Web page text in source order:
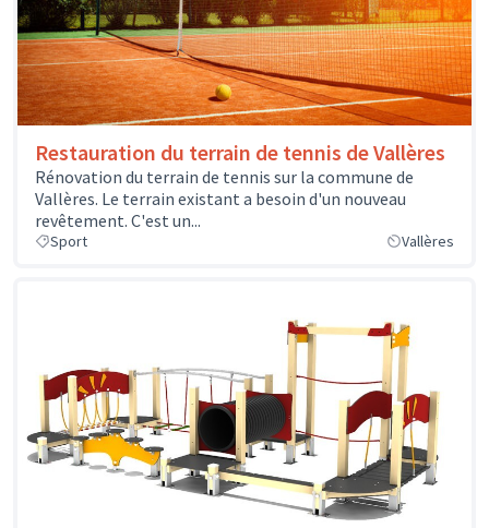
Restauration du terrain de tennis de Vallères
Rénovation du terrain de tennis sur la commune de
Vallères. Le terrain existant a besoin d'un nouveau
revêtement. C'est un...
Sport Vallères